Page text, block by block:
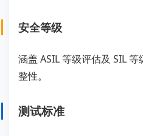
安全等级
涵盖 ASIL 等级评估及 SIL
整性。
测试标准